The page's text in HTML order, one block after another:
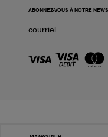
ABONNEZ-VOUS À NOTRE